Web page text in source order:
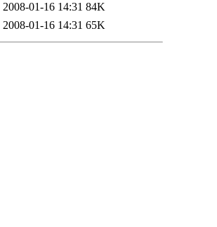
2008-01-16 14:31 84K
2008-01-16 14:31 65K